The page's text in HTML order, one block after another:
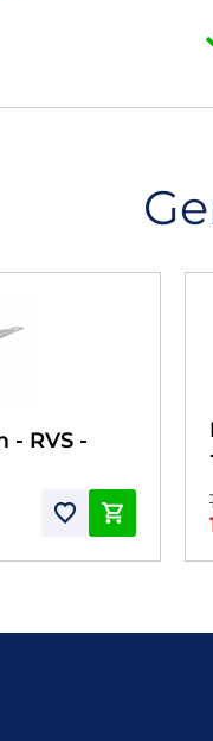
- RVS -